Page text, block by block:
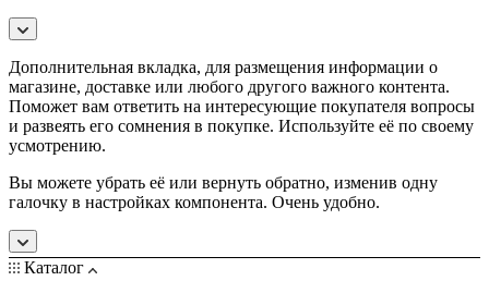
Дополнительная вкладка, для размещения информации о
магазине, доставке или любого другого важного контента.
Поможет вам ответить на интересующие покупателя вопросы
и развеять его сомнения в покупке. Используйте её по своему
усмотрению.
Вы можете убрать её или вернуть обратно, изменив одну
галочку в настройках компонента. Очень удобно.
Каталог